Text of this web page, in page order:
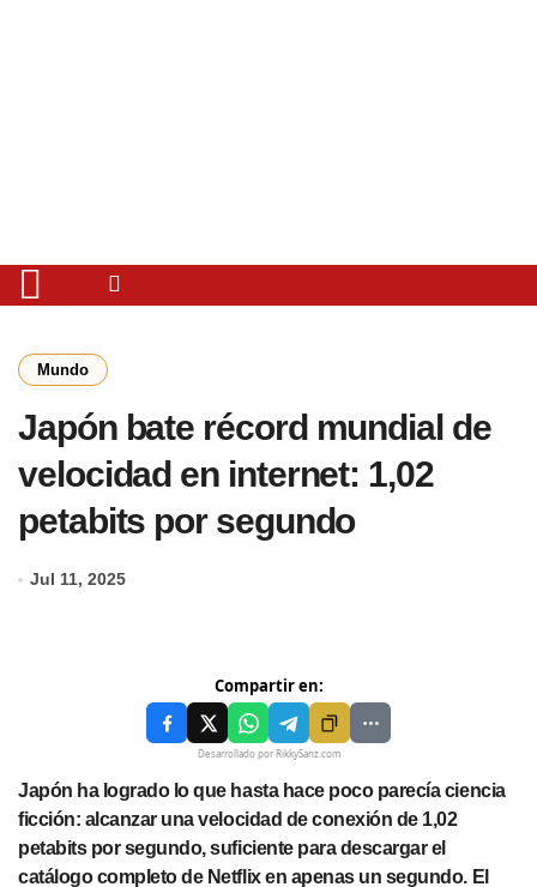
Mundo
Japón bate récord mundial de
velocidad en internet: 1,02
petabits por segundo
Jul 11, 2025
Compartir en:
Desarrollado por RikkySanz.com
Japón ha logrado lo que hasta hace poco parecía ciencia
ficción: alcanzar una velocidad de conexión de 1,02
petabits por segundo, suficiente para descargar el
catálogo completo de Netflix en apenas un segundo. El